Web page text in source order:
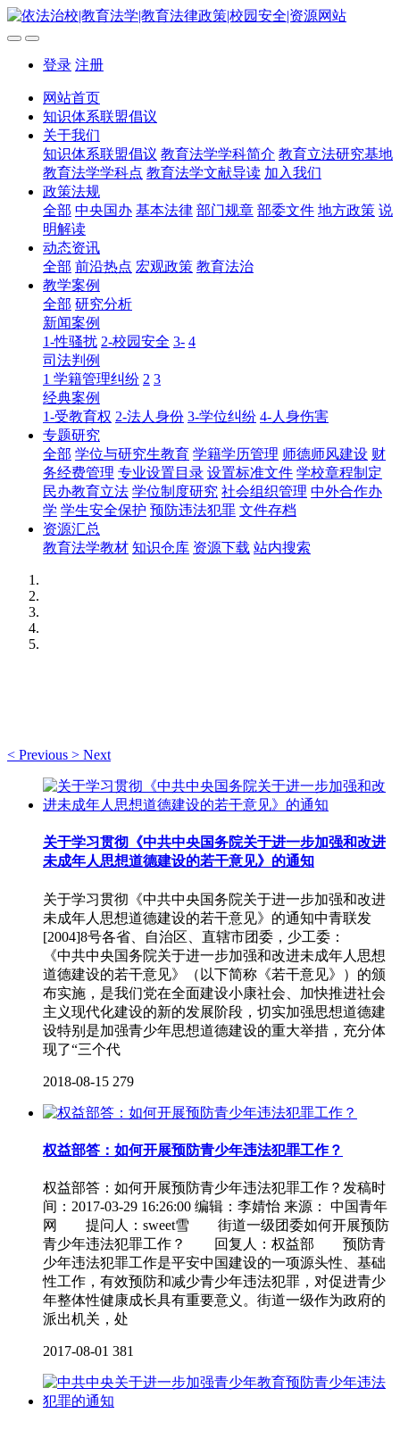
登录 注册
网站首页
知识体系联盟倡议
关于我们
知识体系联盟倡议 教育法学学科简介 教育立法研究基地
教育法学学科点 教育法学文献导读 加入我们
政策法规
全部 中央国办 基本法律 部门规章 部委文件 地方政策 说
明解读
动态资讯
全部 前沿热点 宏观政策 教育法治
教学案例
全部 研究分析
新闻案例
1-性骚扰 2-校园安全 3- 4
司法判例
1 学籍管理纠纷 2 3
经典案例
1-受教育权 2-法人身份 3-学位纠纷 4-人身伤害
专题研究
全部 学位与研究生教育 学籍学历管理 师德师风建设 财
务经费管理 专业设置目录 设置标准文件 学校章程制定
民办教育立法 学位制度研究 社会组织管理 中外合作办
学 学生安全保护 预防违法犯罪 文件存档
资源汇总
教育法学教材 知识仓库 资源下载 站内搜索
< Previous > Next
关于学习贯彻《中共中央国务院关于进一步加强和改进
未成年人思想道德建设的若干意见》的通知
关于学习贯彻《中共中央国务院关于进一步加强和改进
未成年人思想道德建设的若干意见》的通知中青联发
[2004]8号各省、自治区、直辖市团委，少工委：
《中共中央国务院关于进一步加强和改进未成年人思想
道德建设的若干意见》（以下简称《若干意见》）的颁
布实施，是我们党在全面建设小康社会、加快推进社会
主义现代化建设的新的发展阶段，切实加强思想道德建
设特别是加强青少年思想道德建设的重大举措，充分体
现了“三个代
2018-08-15 279
权益部答：如何开展预防青少年违法犯罪工作？
权益部答：如何开展预防青少年违法犯罪工作？发稿时
间：2017-03-29 16:26:00 编辑：李婧怡 来源： 中国青年
网 提问人：sweet雪 街道一级团委如何开展预防
青少年违法犯罪工作？ 回复人：权益部 预防青
少年违法犯罪工作是平安中国建设的一项源头性、基础
性工作，有效预防和减少青少年违法犯罪，对促进青少
年整体性健康成长具有重要意义。街道一级作为政府的
派出机关，处
2017-08-01 381